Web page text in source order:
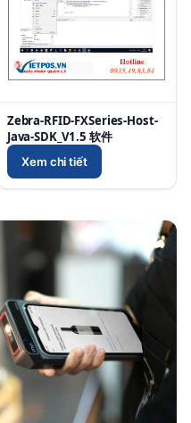
Zebra-RFID-FXSeries-Host-
Java-SDK_V1.5 软件
Xem chi tiết